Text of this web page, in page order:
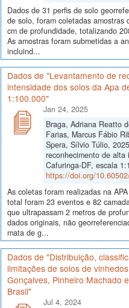
Dados de 31 perfis de solo
de solo, foram coletadas amostras
cm de profundidade, totalizando
As amostras foram submetidas a
incluind...
Dados de "Levantamento de
intensidade dos solos da Apa
1:100.000"
Jan 24, 2025
Braga, Adriana Reatto
Farias, Marcus Fábio
Spera, Sílvio Túlio,
reconhecimento de
Cafuringa-DF, escala
https://doi.org/
As coletas foram realizadas na
total foram 23 eventos e 82
que ultrapassam 2 metros de
dados originais, não
mata de g...
Dados de "Distribuição,
limitações de solos de
Gonçalves, Pinheiro Machado
Brasil"
Jul 4, 2024